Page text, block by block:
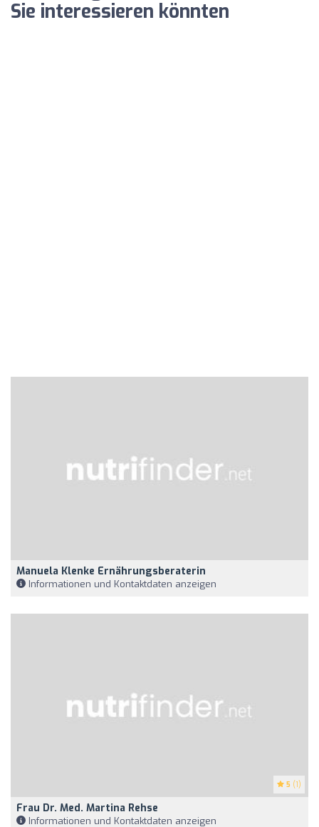
Sie interessieren könnten
Manuela Klenke Ernährungsberaterin
Informationen und Kontaktdaten anzeigen
5 (1)
Frau Dr. Med. Martina Rehse
Informationen und Kontaktdaten anzeigen